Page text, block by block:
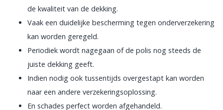
de kwaliteit van de dekking.
Vaak een duidelijke bescherming tegen onderverzekering
kan worden geregeld.
Periodiek wordt nagegaan of de polis nog steeds de
juiste dekking geeft.
Indien nodig ook tussentijds overgestapt kan worden
naar een andere verzekeringsoplossing.
En schades perfect worden afgehandeld.